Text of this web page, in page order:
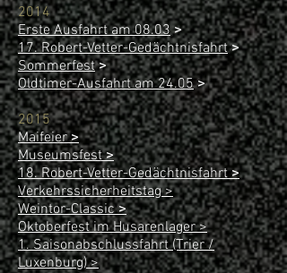
2014
Erste Ausfahrt am 08.03 >
17. Robert-Vetter-Gedächtnisfahrt>
Sommerfest>
Oldtimer-Ausfahrt am 24.05>
2015
Maifeier>
Museumsfest>
18. Robert-Vetter-Gedächtnisfahrt>
Verkehrssicherheitstag >
Weintor-Classic>
Oktoberfest im Husarenlager >
1. Saisonabschlussfahrt (Trier /
Luxenburg) >